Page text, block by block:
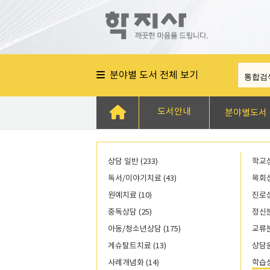
분야별 도서 전체 보기
도서안내 분야별도서
상담 일반 (233)
학교
독서/이야기치료 (43)
목회
원예치료 (10)
진로
중독상담 (25)
정신
아동/청소년상담 (175)
교류
게슈탈트치료 (13)
상담
사례개념화 (14)
학습